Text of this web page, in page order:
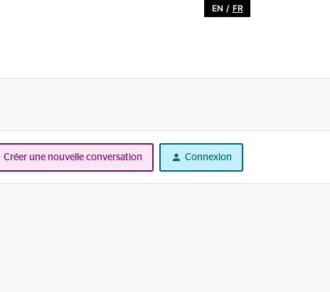
EN / FR
Créer une nouvelle conversation Connexion